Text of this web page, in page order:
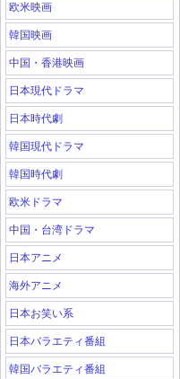
欧米映画
韓国映画
中国・香港映画
日本現代ドラマ
日本時代劇
韓国現代ドラマ
韓国時代劇
欧米ドラマ
中国・台湾ドラマ
日本アニメ
海外アニメ
日本お笑い系
日本バラエティ番組
韓国バラエティ番組